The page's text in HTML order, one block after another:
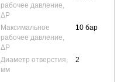
рабочее давление,
ΔP
Максимальное
рабочее давление,
ΔP
10 бар
Диаметр отверстия,
мм
2